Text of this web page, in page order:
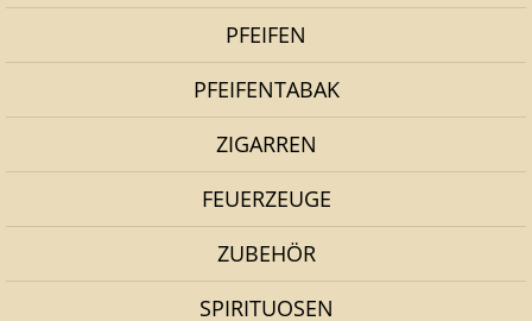
PFEIFEN
PFEIFENTABAK
ZIGARREN
FEUERZEUGE
ZUBEHÖR
SPIRITUOSEN